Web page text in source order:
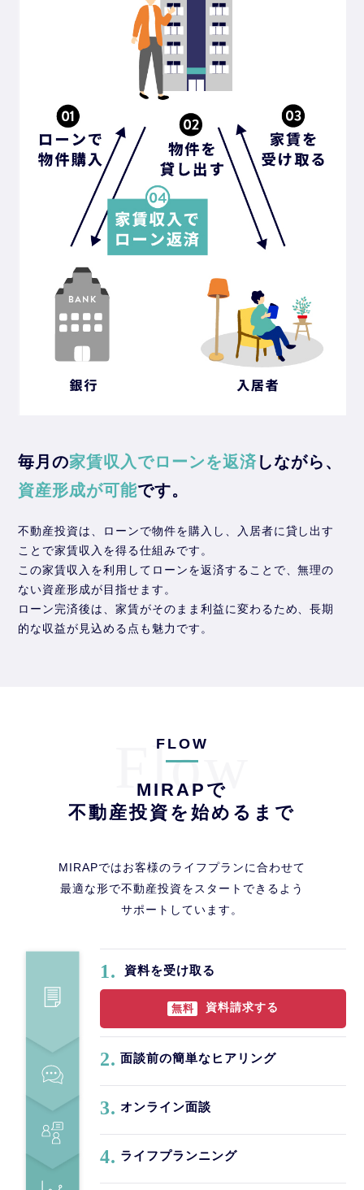
毎月の家賃収入でローンを返済しながら、
資産形成が可能です。
不動産投資は、ローンで物件を購入し、入居者に貸し出す
ことで家賃収入を得る仕組みです。
この家賃収入を利用してローンを返済することで、無理の
ない資産形成が目指せます。
ローン完済後は、家賃がそのまま利益に変わるため、長期
的な収益が見込める点も魅力です。
FLOW
MIRAPで
不動産投資を始めるまで
Flow
MIRAPではお客様のライフプランに合わせて
最適な形で不動産投資をスタートできるよう
サポートしています。
1. 資料を受け取る
無料 資料請求する
2. 面談前の簡単なヒアリング
3. オンライン面談
4. ライフプランニング